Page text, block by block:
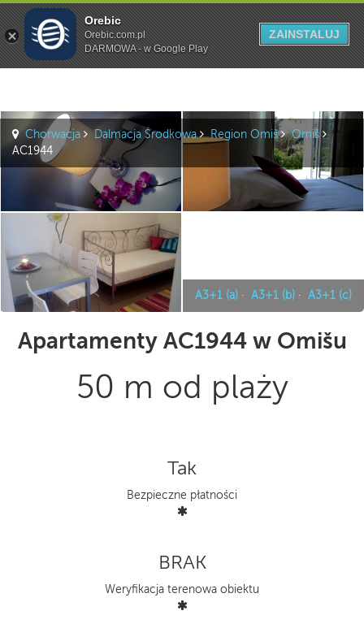
Szukaj
A3+1 (a) · A3+1 (b) · A3+1 (c)
Chorwacja Dalmacja Środkowa Region Omiš
Omiš
AC1944
Apartamenty AC1944 w Omišu
50 m od plaży
Tak
Bezpieczne płatności
BRAK
Weryfikacja terenowa obiektu
Orebic
Orebic.com.pl
DARMOWA - w Google Play
ZAINSTALUJ